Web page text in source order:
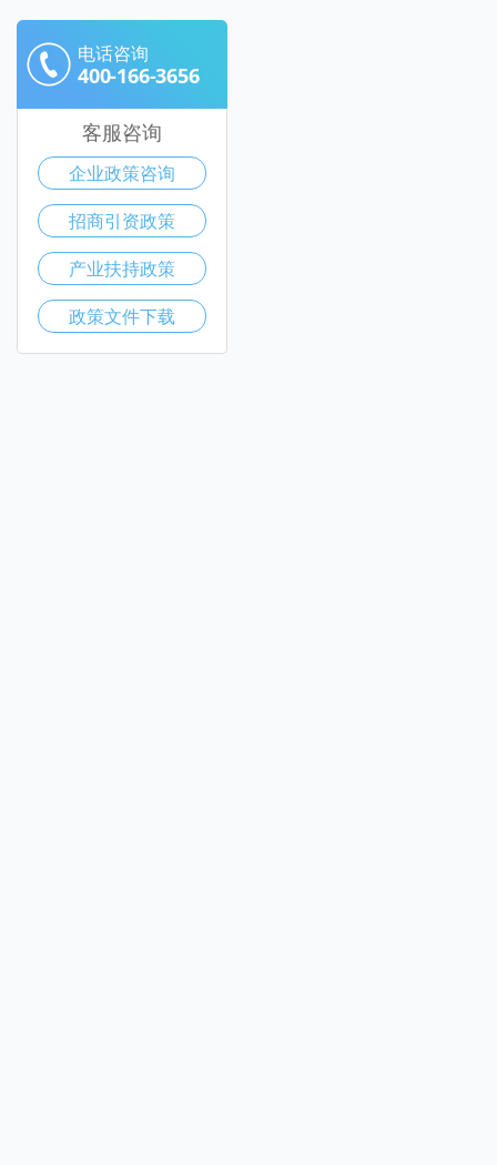
电话咨询
400-166-3656
客服咨询
企业政策咨询
招商引资政策
产业扶持政策
政策文件下载